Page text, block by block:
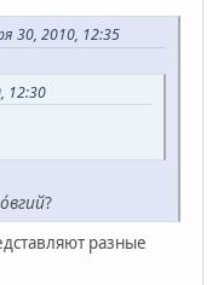
30, 2010, 12:35
12:30
?
разные